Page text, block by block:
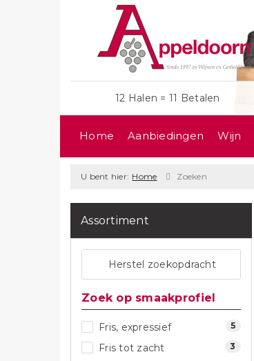
12 Halen = 11 Betalen
Home Aanbiedingen Wijn
U bent hier: Home Zoeken
Assortiment
Herstel zoekopdracht
Zoek op smaakprofiel
Fris, expressief 5
Fris tot zacht 3